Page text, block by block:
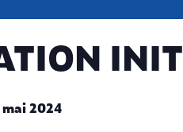
mai 2024